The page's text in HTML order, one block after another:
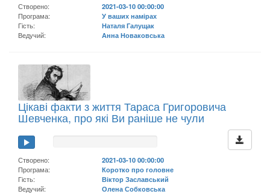
Створено:
2021-03-10 00:00:00
Програма:
У ваших намірах
Гість:
Наталя Галущак
Ведучий:
Анна Новаковська
Цікаві факти з життя Тараса Григоровича
Шевченка, про які Ви раніше не чули
Створено:
2021-03-10 00:00:00
Програма:
Коротко про головне
Гість:
Віктор Заславський
Ведучий:
Олена Собковська